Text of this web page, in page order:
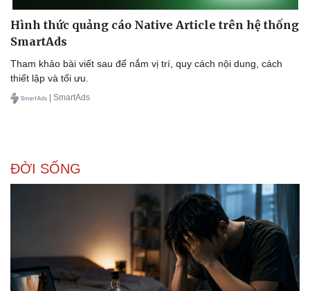
Nhi khoa
Nam khoa
Làm đẹp - giảm cân
Đời sống
Nhà đẹp
Blog
Tình yêu - Gia đình
Hình thức quảng cáo Native Article trên hệ thống
SmartAds
Tham khảo bài viết sau để nắm vị trí, quy cách nội dung, cách
thiết lập và tối ưu.
| SmartAds
ĐỜI SỐNG